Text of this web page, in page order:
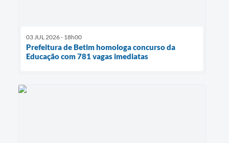
03 JUL 2026 - 18h00
Prefeitura de Betim homologa concurso da
Educação com 781 vagas imediatas